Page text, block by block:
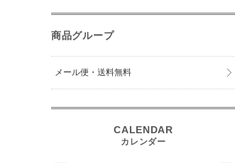
商品グループ
メール便・送料無料